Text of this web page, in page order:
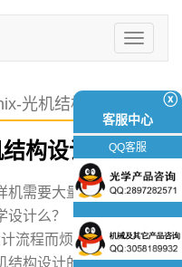
切
换
光机结构设计的福音
构设计的福音
机需要大量资金
设计么？
流程而烦恼么？
结构设计的早期
ⓧ
客服中心
QQ客服